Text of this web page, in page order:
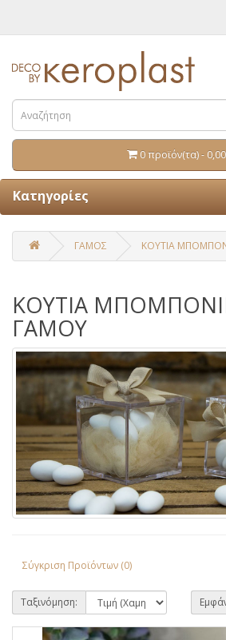
0 προϊόν(τα) -
Κατηγορίες
ΓΑΜΟΣ ΚΟΥΤΙΑ
ΚΟΥΤΙΑ
ΓΑΜΟΥ
Σύγκριση Προϊόντων (0)
Ταξινόμηση: